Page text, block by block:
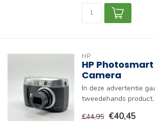
HP.
HP
Camera
In deze advertentie
tweedehands product.
€44,95 €40,45